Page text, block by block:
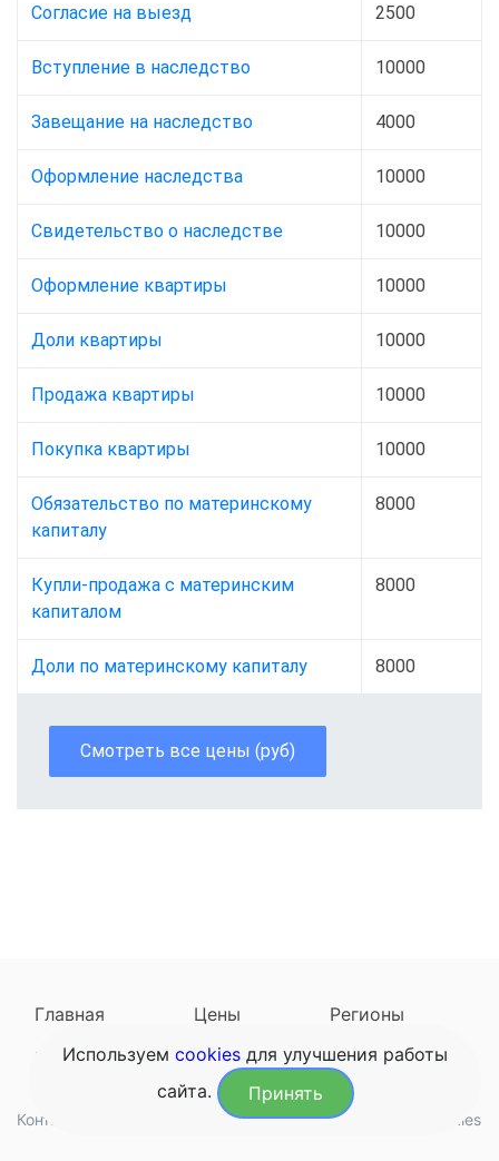
Согласие на выезд 2500
Вступление в наследство 10000
Завещание на наследство 4000
Оформление наследства 10000
Свидетельство о наследстве 10000
Оформление квартиры 10000
Доли квартиры 10000
Продажа квартиры 10000
Покупка квартиры 10000
Обязательство по материнскому
капиталу
8000
Купли-продажа с материнским
капиталом
8000
Доли по материнскому капиталу 8000
Смотреть все цены (руб)
Главная Цены
Регионы
Наследодатели
Задать вопрос
Контакты Обработка данных Конфиденциальность Cookies
Используем cookies для улучшения работы
сайта.
Принять